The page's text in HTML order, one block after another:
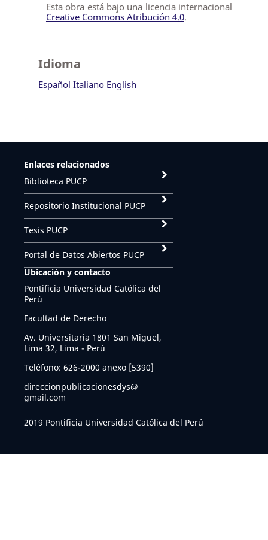
Esta obra está bajo una licencia internacional
Creative Commons Atribución 4.0.
Idioma
Español Italiano English
Enlaces relacionados
Biblioteca PUCP
Repositorio Institucional PUCP
Tesis PUCP
Portal de Datos Abiertos PUCP
Ubicación y contacto
Pontificia Universidad Católica del
Perú
Facultad de Derecho
Av. Universitaria 1801 San Miguel,
Lima 32, Lima - Perú
Teléfono: 626-2000 anexo [5390]
direccionpublicacionesdys@
gmail.com
2019 Pontificia Universidad Católica del Perú